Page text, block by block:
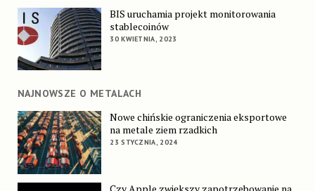
BIS uruchamia projekt monitorowania
stablecoinów
30 KWIETNIA, 2023
NAJNOWSZE O METALACH
Nowe chińskie ograniczenia eksportowe
na metale ziem rzadkich
23 STYCZNIA, 2024